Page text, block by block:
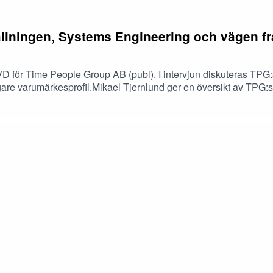
Systems Engineering och vägen
för Time People Group AB (publ). I intervjun diskuteras
varumärkesprofil.Mikael Tjernlund ger en översikt av
och sin kundbas. Samtalet fördjupar sig i vad
mer skalbar kostnadsstruktur. Vidare diskuteras den
samt syftet med den pågående företrädesemissionen.
Impala Nordic. Disclaimer** Inget som sägs i podden är en